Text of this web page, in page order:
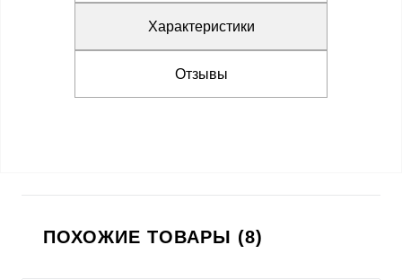
Характеристики
Отзывы
ПОХОЖИЕ ТОВАРЫ (8)